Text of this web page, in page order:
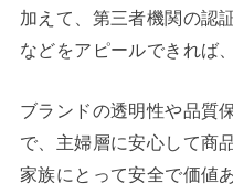
加えて、第三者機関の認
などをアピールできれば
ブランドの透明性や品質
で、主婦層に安心して商
家族にとって安全で価値